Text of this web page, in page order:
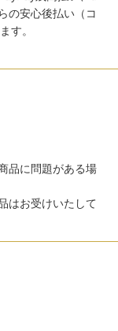
の安心後払い（コ
す。
品に問題がある場
はお受けいたして